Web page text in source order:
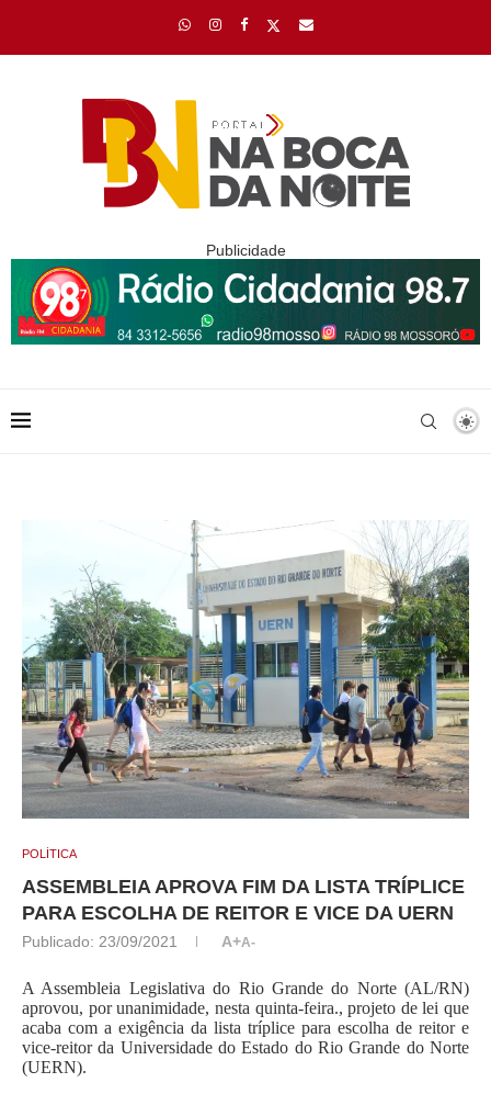
Publicidade
POLÍTICA
ASSEMBLEIA APROVA FIM DA LISTA TRÍPLICE
PARA ESCOLHA DE REITOR E VICE DA UERN
Publicado: 23/09/2021 A+A-
A Assembleia Legislativa do Rio Grande do Norte (AL/RN)
aprovou, por unanimidade, nesta quinta-feira., projeto de lei que
acaba com a exigência da lista tríplice para escolha de reitor e
vice-reitor da Universidade do Estado do Rio Grande do Norte
(UERN).